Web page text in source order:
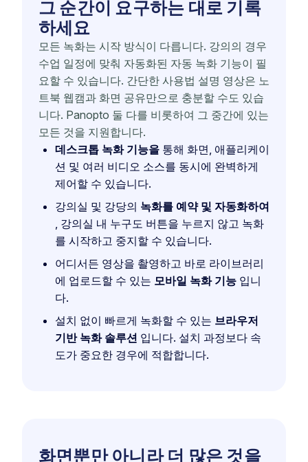
그 순간이 요구하는 대로 기록
하세요
모든 녹화는 시작 방식이 다릅니다. 강의의 경우
수업 일정에 맞춰 자동화된 자동 녹화 기능이 필
요할 수 있습니다. 간단한 사용법 설명 영상은 노
트북 웹캠과 화면 공유만으로 충분할 수도 있습
니다. Panopto 둘 다를 비롯하여 그 중간에 있는
모든 것을 지원합니다.
데스크톱 녹화 기능을 통해 화면, 애플리케이
션 및 여러 비디오 소스를 동시에 완벽하게
제어할 수 있습니다.
강의실 및 강당의 녹화를 예약 및 자동화하여
, 강의실 내 누구도 버튼을 누르지 않고 녹화
를 시작하고 중지할 수 있습니다.
어디서든 영상을 촬영하고 바로 라이브러리
에 업로드할 수 있는 모바일 녹화 기능 입니
다.
설치 없이 빠르게 녹화할 수 있는 브라우저
기반 녹화 솔루션 입니다. 설치 과정보다 속
도가 중요한 경우에 적합합니다.
화면뿐만 아니라 더 많은 것을